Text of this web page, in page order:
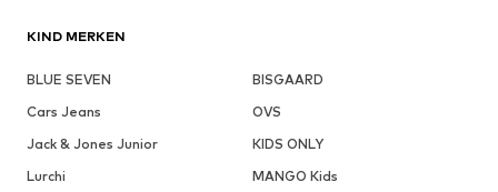
KIND MERKEN
BLUE SEVEN
BISGAARD
Cars Jeans
OVS
Jack & Jones Junior
KIDS ONLY
Lurchi
MANGO Kids